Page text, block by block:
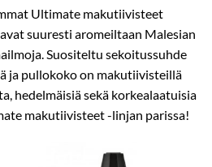
Ultimate makutiivisteet
suuresti aromeiltaan Malesian
Suositeltu sekoitussuhde
ja pullokoko on makutiivisteillä
hedelmäisiä sekä korkealaatuisia
makutiivisteet -linjan parissa!